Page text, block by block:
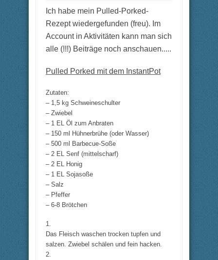
n
a
c
u
t
n
a
c
o
e
Ich habe mein Pulled-Porked-
Rezept wiedergefunden (freu). Im
Account in Aktivitäten kann man sich
alle (!!!) Beiträge noch anschauen.....
Pulled Porked mit dem InstantPot
Zutaten:
– 1,5 kg Schweineschulter
– Zwiebel
– 1 EL Öl zum Anbraten
– 150 ml Hühnerbrühe (oder Wasser)
– 500 ml Barbecue-Soße
– 2 EL Senf (mittelscharf)
– 2 EL Honig
– 1 EL Sojasoße
– Salz
– Pfeffer
– 6-8 Brötchen
1.
Das Fleisch waschen trocken tupfen und
salzen. Zwiebel schälen und fein hacken.
2.